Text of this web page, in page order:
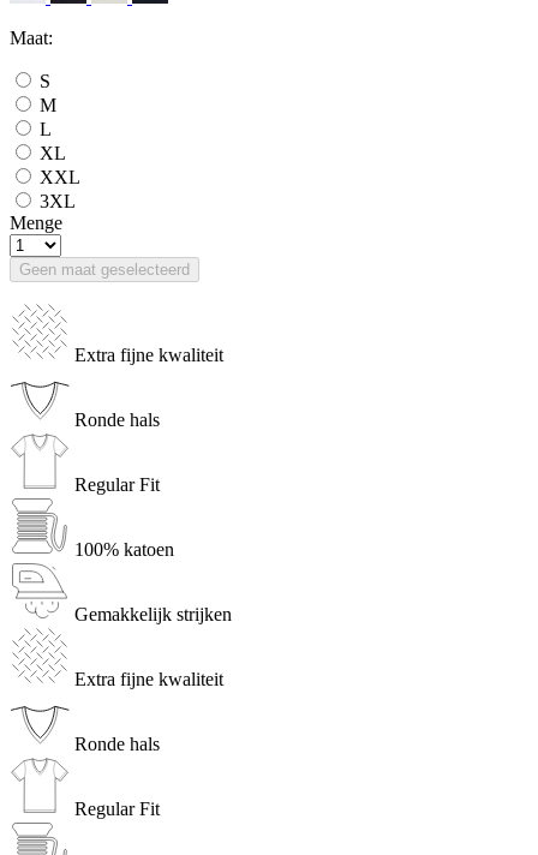
Maat:
S
M
L
XL
XXL
3XL
Menge
Geen maat geselecteerd
Extra fijne kwaliteit
Ronde hals
Regular Fit
100% katoen
Gemakkelijk strijken
Extra fijne kwaliteit
Ronde hals
Regular Fit